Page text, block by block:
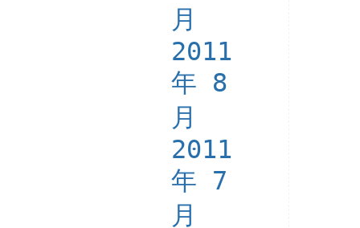
月
2011
年 8
月
2011
年 7
月